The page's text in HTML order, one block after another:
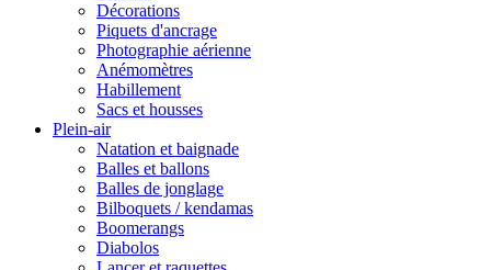
Décorations
Piquets d'ancrage
Photographie aérienne
Anémomètres
Habillement
Sacs et housses
Plein-air
Natation et baignade
Balles et ballons
Balles de jonglage
Bilboquets / kendamas
Boomerangs
Diabolos